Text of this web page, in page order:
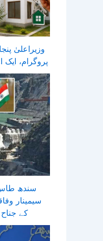
وزیراعلیٰ
پروگرام،
سندھ طاس
سیمینار
کے